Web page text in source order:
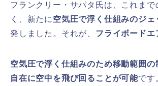
フランクリー・サパタ氏は、これまで
く、新たに 空気圧で浮く仕組みのジェ
発しました。それが、 フライボードエ
空気圧で浮く仕組みのため移動範囲の
自在に空中を飛び回ることが可能です